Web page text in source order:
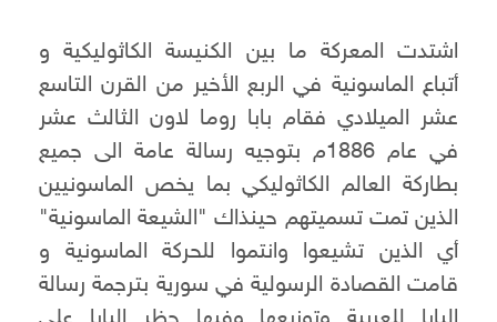
اشتدت المعركة ما بين الكنيسة الكاثوليكية و
أتباع الماسونية في الربع الأخير من القرن التاسع
عشر الميلادي فقام بابا روما لاون الثالث عشر
في عام 1886م بتوجيه رسالة عامة الى جميع
بطاركة العالم الكاثوليكي بما يخص الماسونيين
الذين تمت تسميتهم حينذاك "الشيعة الماسونية"
أي الذين تشيعوا وانتموا للحركة الماسونية و
قامت القصادة الرسولية في سورية بترجمة رسالة